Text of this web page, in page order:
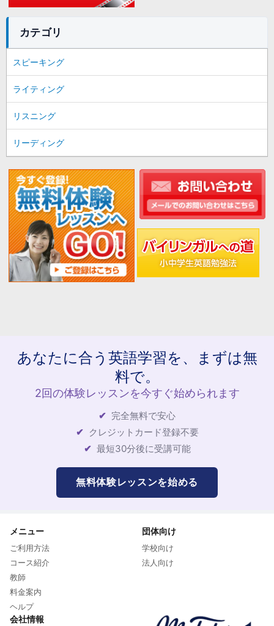
カテゴリ
スピーキング
ライティング
リスニング
リーディング
あなたに合う英語学習を、まずは無
料で。
2回の体験レッスンを今すぐ始められます
完全無料で安心
クレジットカード登録不要
最短30分後に受講可能
無料体験レッスンを始める
メニュー
ご利用方法
コース紹介
教師
料金案内
ヘルプ
団体向け
学校向け
法人向け
会社情報